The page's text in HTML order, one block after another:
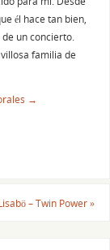
él hace tan bien,
un concierto.
familia de
→
– Twin Power»